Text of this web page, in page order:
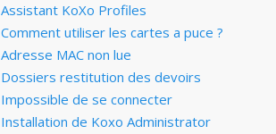
Assistant KoXo Profiles
Comment utiliser les cartes a puce ?
Adresse MAC non lue
Dossiers restitution des devoirs
Impossible de se connecter
Installation de Koxo Administrator